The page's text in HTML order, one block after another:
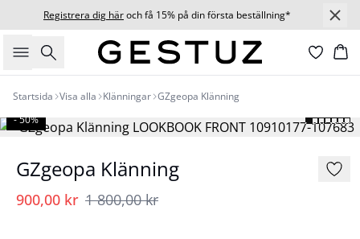
Registrera dig häroch få 15% på din första beställning*
Sök
Startsida Visa alla Klänningar GZgeopa Klänning
- 50%
GZgeopa Klänning
900,00 kr 1 800,00 kr